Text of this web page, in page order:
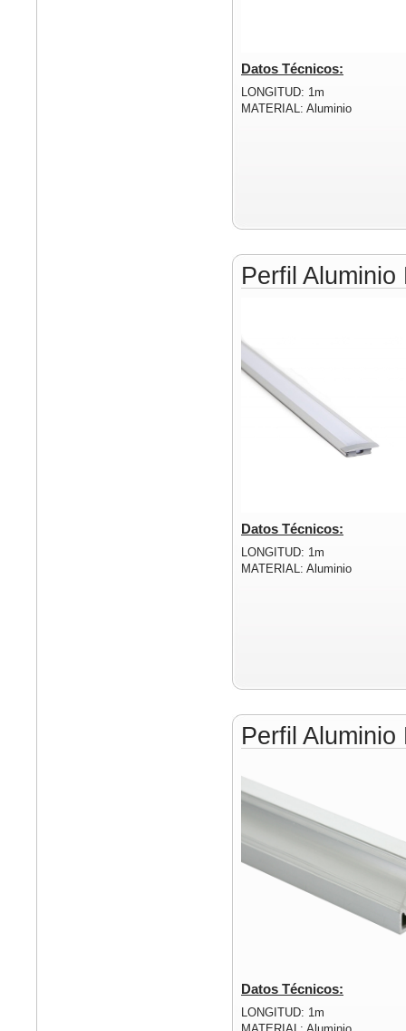
Datos Técnicos:
LONGITUD: 1m
MATERIAL: Aluminio
Perfil
Datos Técnicos:
LONGITUD: 1m
MATERIAL: Aluminio
Perfil
Datos Técnicos:
LONGITUD: 1m